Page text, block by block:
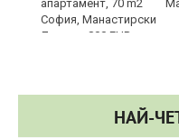
НАЙ-